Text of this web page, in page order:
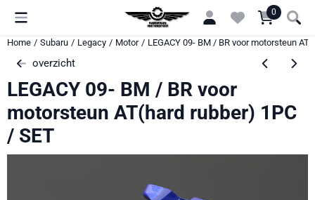
Cookievoorkeuren zijn momenteel gesloten. 0
Home / Subaru / Legacy / Motor / LEGACY 09- BM / BR voor motorsteun
overzicht
LEGACY 09- BM / BR voor
motorsteun AT(hard rubber) 1PC
/ SET